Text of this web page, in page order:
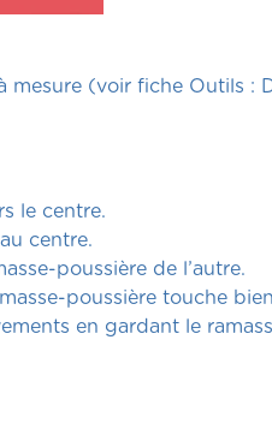
(voir fiche Outils :
le centre.
centre.
poussière de l’autre.
poussière touche
en gardant le